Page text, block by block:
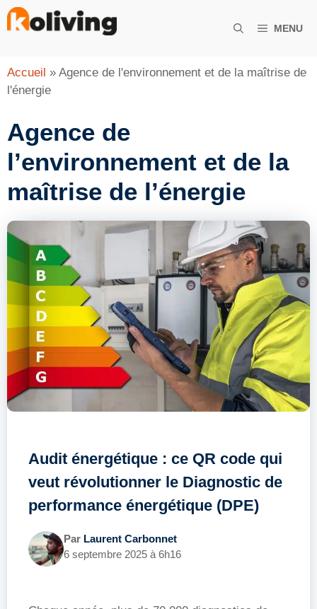
Aller
MENU
Accueil » Agence de l'environnement et de la maîtrise de
l'énergie
Agence de
l’environnement et de la
maîtrise de l’énergie
Audit énergétique : ce QR code qui
veut révolutionner le Diagnostic de
performance énergétique (DPE)
Par Laurent Carbonnet
6 septembre 2025 à 6h16